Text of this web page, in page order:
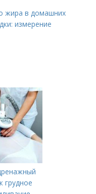
жира в домашних
измерение
грудное